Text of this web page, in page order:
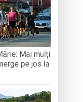
Mai mulți
pe jos la